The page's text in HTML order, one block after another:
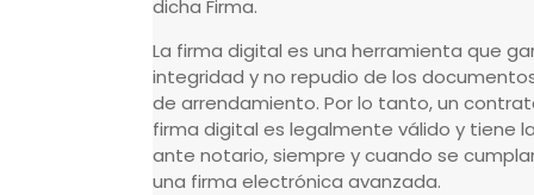
dicha Firma.
La firma digital es una herramienta que
integridad y no repudio de los
de arrendamiento. Por lo tanto, un
firma digital es legalmente válido y tiene
ante notario, siempre y cuando se
una firma electrónica avanzada.